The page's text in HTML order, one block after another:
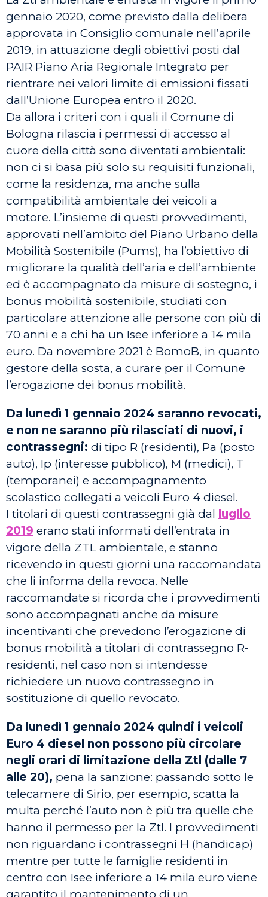
gennaio 2020, come previsto dalla delibera
approvata in Consiglio comunale nell’aprile
2019, in attuazione degli obiettivi posti dal
PAIR Piano Aria Regionale Integrato per
rientrare nei valori limite di emissioni fissati
dall’Unione Europea entro il 2020.
Da allora i criteri con i quali il Comune di
Bologna rilascia i permessi di accesso al
cuore della città sono diventati ambientali:
non ci si basa più solo su requisiti funzionali,
come la residenza, ma anche sulla
compatibilità ambientale dei veicoli a
motore. L’insieme di questi provvedimenti,
approvati nell’ambito del Piano Urbano della
Mobilità Sostenibile (Pums), ha l’obiettivo di
migliorare la qualità dell’aria e dell’ambiente
ed è accompagnato da misure di sostegno, i
bonus mobilità sostenibile, studiati con
particolare attenzione alle persone con più di
70 anni e a chi ha un Isee inferiore a 14 mila
euro. Da novembre 2021 è BomoB, in quanto
gestore della sosta, a curare per il Comune
l’erogazione dei bonus mobilità.
Da lunedì 1 gennaio 2024 saranno revocati,
e non ne saranno più rilasciati di nuovi, i
contrassegni: di tipo R (residenti), Pa (posto
auto), Ip (interesse pubblico), M (medici), T
(temporanei) e accompagnamento
scolastico collegati a veicoli Euro 4 diesel.
I titolari di questi contrassegni già dal luglio
2019 erano stati informati dell’entrata in
vigore della ZTL ambientale, e stanno
ricevendo in questi giorni una raccomandata
che li informa della revoca. Nelle
raccomandate si ricorda che i provvedimenti
sono accompagnati anche da misure
incentivanti che prevedono l’erogazione di
bonus mobilità a titolari di contrassegno R-
residenti, nel caso non si intendesse
richiedere un nuovo contrassegno in
sostituzione di quello revocato.
Da lunedì 1 gennaio 2024 quindi i veicoli
Euro 4 diesel non possono più circolare
negli orari di limitazione della Ztl (dalle 7
alle 20), pena la sanzione: passando sotto le
telecamere di Sirio, per esempio, scatta la
multa perché l’auto non è più tra quelle che
hanno il permesso per la Ztl. I provvedimenti
non riguardano i contrassegni H (handicap)
mentre per tutte le famiglie residenti in
centro con Isee inferiore a 14 mila euro viene